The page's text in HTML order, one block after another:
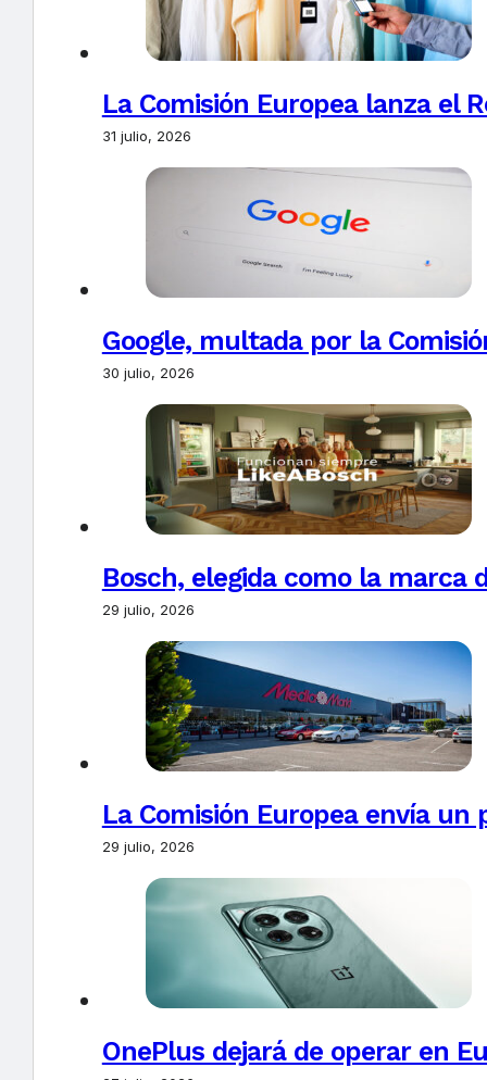
La Comisión Europea lanza el
31 julio, 2026
Google, multada por la
30 julio, 2026
Bosch, elegida como la marca
29 julio, 2026
La Comisión Europea envía un
29 julio, 2026
OnePlus dejará de operar en